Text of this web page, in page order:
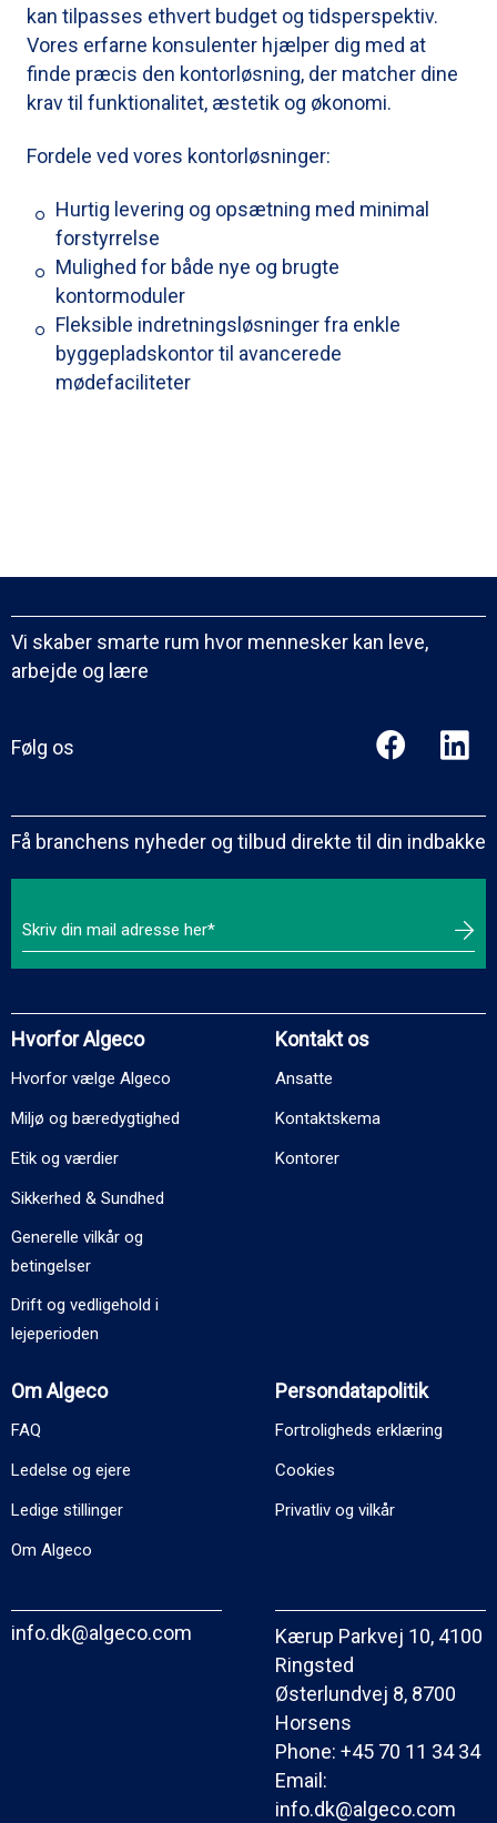
kan tilpasses ethvert budget og tidsperspektiv.
Vores erfarne konsulenter hjælper dig med at
finde præcis den kontorløsning, der matcher dine
krav til funktionalitet, æstetik og økonomi.
Fordele ved vores kontorløsninger:
Hurtig levering og opsætning med minimal
forstyrrelse
Mulighed for både nye og brugte
kontormoduler
Fleksible indretningsløsninger fra enkle
byggepladskontor til avancerede
mødefaciliteter
Vi skaber smarte rum hvor mennesker kan leve,
arbejde og lære
Følg os
Få branchens nyheder og tilbud direkte til din indbakke
Hvorfor Algeco
Hvorfor vælge Algeco
Miljø og bæredygtighed
Etik og værdier
Sikkerhed & Sundhed
Generelle vilkår og
betingelser
Drift og vedligehold i
lejeperioden
Kontakt os
Ansatte
Kontaktskema
Kontorer
Om Algeco
FAQ
Ledelse og ejere
Ledige stillinger
Om Algeco
Persondatapolitik
Fortroligheds erklæring
Cookies
Privatliv og vilkår
info.dk@algeco.com
Kærup Parkvej 10, 4100
Ringsted
Østerlundvej 8, 8700
Horsens
Phone: +45 70 11 34 34
Email:
info.dk@algeco.com